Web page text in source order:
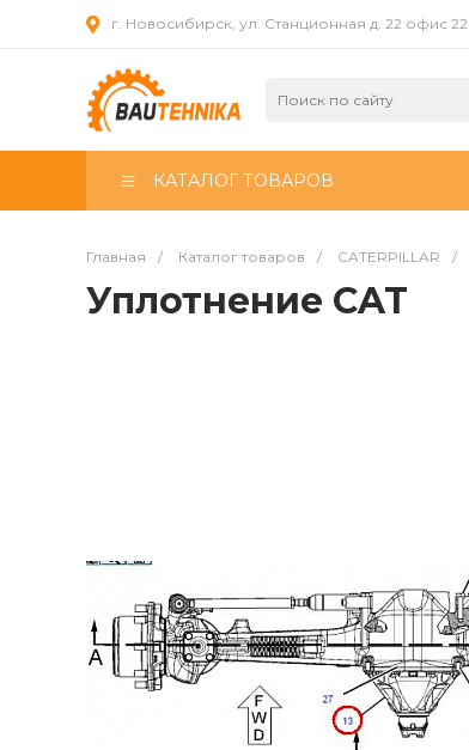
г. Новосибирск, ул. Станционная д. 22 офис 22
КАТАЛОГ ТОВАРОВ
Главная / Каталог товаров / CATERPILLAR /
Уплотнение CAT